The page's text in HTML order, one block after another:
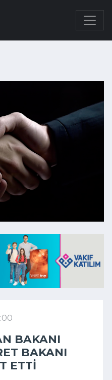
BAKANI
BAKANI
ETTI